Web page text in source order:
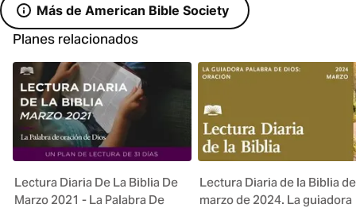
Más de American Bible Society
Planes relacionados
Lectura Diaria De La Biblia De
Marzo 2021 - La Palabra De
Lectura Diaria de la Biblia de
marzo de 2024. La guiadora